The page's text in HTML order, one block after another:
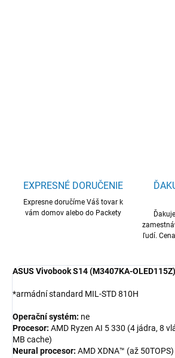
EXPRESNÉ DORUČENIE
Expresne doručíme Váš tovar k
vám domov alebo do Packety
ľudí.
ASUS Vivobook S14 (M3407KA-OLED115Z)
*armádní standard MIL-STD 810H
Operační systém: ne
Procesor: AMD Ryzen AI 5 330 (4 jádra, 8
MB cache)
Neural procesor: AMD XDNA™ (až 50TOPS)